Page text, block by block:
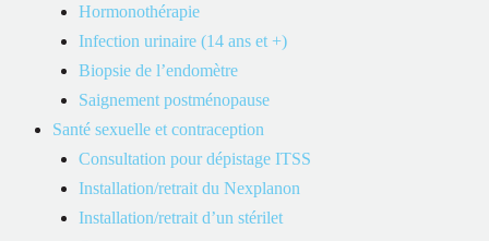
Hormonothérapie
Infection urinaire (14 ans et +)
Biopsie de l’endomètre
Saignement postménopause
Santé sexuelle et contraception
Consultation pour dépistage ITSS
Installation/retrait du Nexplanon
Installation/retrait d’un stérilet
Sous réserve des seuils et plafonds applicables, vous
pourriez également profiter d’un crédit d’impôt pouvant
atteindre 35 % sur les frais médicaux admissibles, qui ne sont
pas couverts par vos assurances.